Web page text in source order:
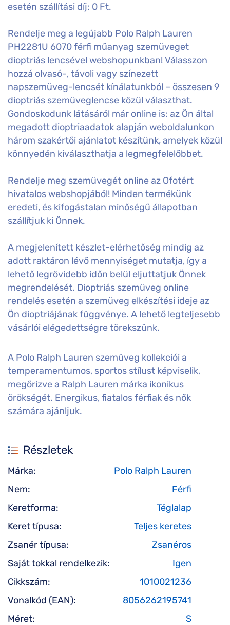
esetén szállítási díj: 0 Ft.
Rendelje meg a legújabb Polo Ralph Lauren
PH2281U 6070 férfi műanyag szemüveget
dioptriás lencsével webshopunkban! Válasszon
hozzá olvasó-, távoli vagy színezett
napszemüveg-lencsét kínálatunkból – összesen 9
dioptriás szemüveglencse közül választhat.
Gondoskodunk látásáról már online is: az Ön által
megadott dioptriaadatok alapján weboldalunkon
három szakértői ajánlatot készítünk, amelyek közül
könnyedén kiválaszthatja a legmegfelelőbbet.
Rendelje meg szemüvegét online az Ofotért
hivatalos webshopjából! Minden termékünk
eredeti, és kifogástalan minőségű állapotban
szállítjuk ki Önnek.
A megjelenített készlet-elérhetőség mindig az
adott raktáron lévő mennyiséget mutatja, így a
lehető legrövidebb időn belül eljuttatjuk Önnek
megrendelését. Dioptriás szemüveg online
rendelés esetén a szemüveg elkészítési ideje az
Ön dioptriájának függvénye. A lehető legteljesebb
vásárlói elégedettségre törekszünk.
A Polo Ralph Lauren szemüveg kollekciói a
temperamentumos, sportos stílust képviselik,
megőrizve a Ralph Lauren márka ikonikus
örökségét. Energikus, fiatalos férfiak és nők
számára ajánljuk.
Részletek
Márka:
Polo Ralph Lauren
Nem:
Férfi
Keretforma:
Téglalap
Keret típusa:
Teljes keretes
Zsanér típusa:
Zsanéros
Saját tokkal rendelkezik:
Igen
Cikkszám:
1010021236
Vonalkód (EAN):
8056262195741
Méret:
S